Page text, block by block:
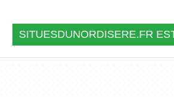
SITUESDUNORDISERE.FR